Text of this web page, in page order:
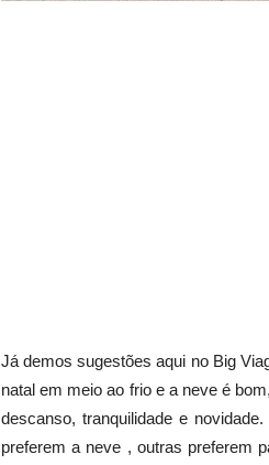
Já demos sugestões aqui no Big
natal em meio ao frio e a neve é
descanso, tranquilidade e
preferem a neve , outras preferem